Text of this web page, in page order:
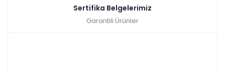
Sertifika Belgelerimiz
Garantili Ürünler